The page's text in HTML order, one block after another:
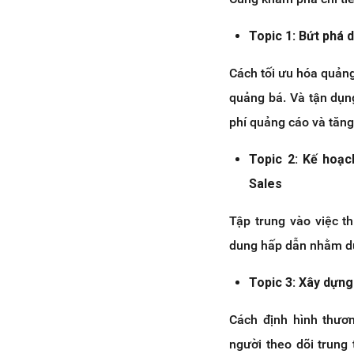
Topic 1: Bứt phá
Cách tối ưu hóa
quảng bá. Và tận
phí quảng cáo và
Topic 2: Kế
Sales
Tập trung vào việc
dung hấp dẫn nhằm
Topic 3: Xây
Cách định hình
người theo dõi trung